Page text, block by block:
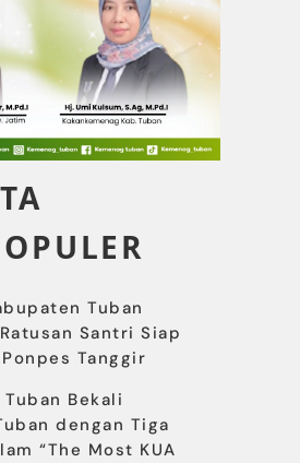
Tuban
Santri Siap
Tanggir
Tuban Bekali
dengan Tiga
“The Most KUA